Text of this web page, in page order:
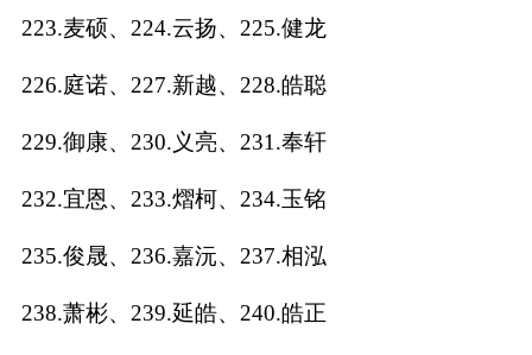
223.麦硕、224.云扬、225.健龙
226.庭诺、227.新越、228.皓聪
229.御康、230.义亮、231.奉轩
232.宜恩、233.熠柯、234.玉铭
235.俊晟、236.嘉沅、237.相泓
238.萧彬、239.延皓、240.皓正